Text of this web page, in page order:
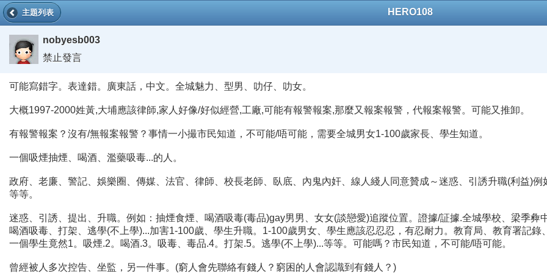
HERO108
主題列表
nobyesb003
禁止發言
可能寫錯字。表達錯。廣東話，中文。全城魅力、型男、叻仔、叻女。
大概1997-2000姓黃,大埔應該律師,家人好像/好似經營,工廠,可能有報警報案,那麼又報案報警，代報案報警。可能又推卸。
有報警報案？沒有/無報案報警？事情一小撮市民知道，不可能/唔可能，需要全城男女1-100歲家長、學生知道。
一個吸煙抽煙、喝酒、濫藥吸毒...的人。
政府、老廉、警記、娛樂圈、傳媒、法官、律師、校長老師、臥底、內鬼內奸、線人綫人同意贊成～迷惑、引誘升職(利益)
等等。
迷惑、引誘、提出、升職。例如：抽煙食煙、喝酒吸毒(毒品)gay男男、女女(談戀愛)追蹤位置。證據/証據.全城學校、梁季
喝酒吸毒、打架、逃學(不上學)...加害1-100歲、學生升職。1-100歲男女、學生應該忍忍忍，有忍耐力。教育局、教育署記錄
一個學生竟然1。吸煙.2。喝酒.3。吸毒、毒品.4。打架.5。逃學(不上學)...等等。可能嗎？市民知道，不可能/唔可能。
曾經被人多次控告、坐監，另一件事。(窮人會先聯絡有錢人？窮困的人會認識到有錢人？)